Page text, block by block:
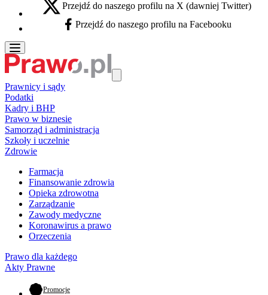
X - otwiera się w nowej karcie
Przejdź do naszego profilu na X (dawniej Twitter)
Facebook - otwiera się w nowej karcie
Przejdź do naszego profilu na Facebooku
Prawnicy i sądy
Podatki
Kadry i BHP
Prawo w biznesie
Samorząd i administracja
Szkoły i uczelnie
Zdrowie
Farmacja
Finansowanie zdrowia
Opieka zdrowotna
Zarządzanie
Zawody medyczne
Koronawirus a prawo
Orzeczenia
Prawo dla każdego
Akty Prawne
Promocje- otwiera się w nowej karcie